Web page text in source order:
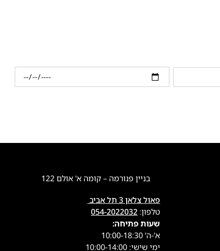
בניין פנורמה – קומה א' אולם 122
פאול צלאן 3 תל אביב
טלפון: 054-2022032
שעות פתיחה:
א’-ה’ 10:00-18:30
ימי שישי: 10:00-14:00